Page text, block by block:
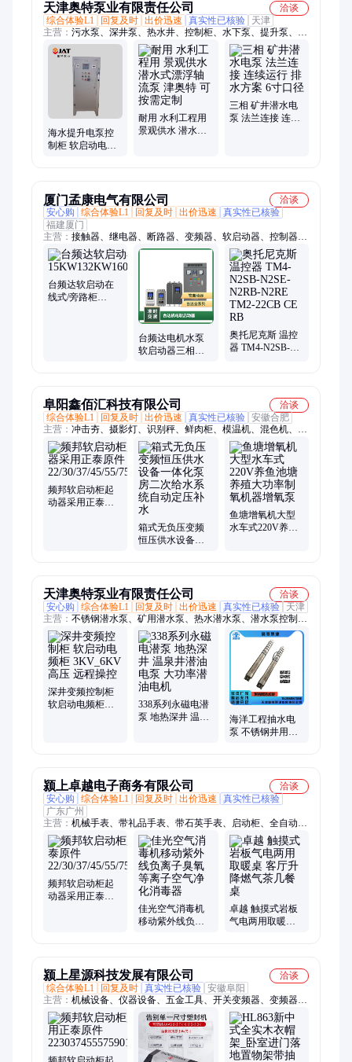
天津奥特泵业有限责任公司
洽谈
综合体验L1
回复及时 出价迅速 真实性已核验
天津
主营： 污水泵、深井泵、热水井、控制柜、水下泵、提升泵、螺
旋泵、排污泵、浮筒泵、潜水泵、卧式泵、潜污泵、轴流泵、海
水泵、地热井、离心泵、qh不锈钢、潜水电泵、深井水泵、热水
循环、潜油电机、提升电泵、卧用水泵、轴流电泵、潜油电泵
海水提升电泵控
制柜 软启动电频
耐用 水利工程用
景观供水 潜水式
三相 矿井潜水电
泵 法兰连接 连续
厦门孟康电气有限公司
洽谈
安心购
综合体验L1 回复及时 出价迅速
真实性已核验
福建厦门
主营： 接触器、继电器、断路器、变频器、软启动器、控制器、
光电开关、接近开关、空气开关、交直流开关、过载保护器、漏
电保护器、触摸屏、气缸、传感器、电磁阀、编码器、温控器、
伺服电机、液压马达、阀门定位器、模块、开关电源、浪涌保护
器、不间断电源
台频达软启动在
线式/旁路柜
15KW132KW160/185/200/250KW280kw
台频达电机水泵
软启动器三相
奥托尼克斯 温控
器 TM4-N2SB-
阜阳鑫佰汇科技有限公司
洽谈
综合体验L1
回复及时 出价迅速 真实性已核验 安徽合肥
主营： 冲击夯、摄影灯、识别秤、鲜肉柜、模温机、混色机、缝
纫机、液压钳、冰淇凌、椭圆仪、写真机、烤鸡炉、配电箱、感
应门、分散机、测量仪、除雪机、锂电池、感应机、去色剂、车
丝机、小挖机、漂移车、喷漆枪、白胶机
频邦软启动柜起
动器采用正泰原
22/30/37/45/55/75/90/11箱式无负压变频
恒压供水设备一
鱼塘增氧机大型
水车式220V养鱼
天津奥特泵业有限责任公司
洽谈
安心购
综合体验L1 回复及时 出价迅速 真实性已核验
天津
主营： 不锈钢潜水泵、矿用潜水泵、热水潜水泵、潜水泵控制
柜、浮筒式潜水泵、卧式潜水泵、潜油电泵、高扬程潜水泵、潜
海水电泵、深井潜水泵、耐腐蚀潜水泵、地热井潜水泵、高压潜
水泵、热水深井泵、海水提升泵、潜水电泵、下吸式潜水泵、潜
水电机参数、漂浮式潜水电泵、潜水轴流泵、qjr耐高温潜水泵、
排污电泵、大流量潜水泵、大排量潜油电泵、电潜泵
深井变频控制柜
软启动电频柜
338系列永磁电潜
泵 地热深井 温泉
海洋工程抽水电
泵 不锈钢井用潜
颍上卓越电子商务有限公司
洽谈
安心购
综合体验L1 回复及时 出价迅速
真实性已核验
广东广州
主营： 机械手表、带礼品手表、带石英手表、启动柜、全自动机
械表、机械男士手表、学生考试石英表
频邦软启动柜起
动器采用正泰原
22/30/37/45/55/75/90/115/160KW
佳光空气消毒机
移动紫外线负离
卓越 触摸式岩板
气电两用取暖桌
颍上星源科技发展有限公司
洽谈
综合体验L1
回复及时 真实性已核验 安徽阜阳
主营： 机械设备、仪器设备、五金工具、开关变频器、变频器、
工业品、手动液压搬运车、电动绞盘、环链电动葫芦、电动葫
芦、多功能伸缩梯、小吊机、多功能脚手架、搬运叉车、升降起
重机、高清投影仪、除尘器、精密过滤器、切肉机、数显电焊
台、气动打包机、数显水浴锅、饲料颗粒机